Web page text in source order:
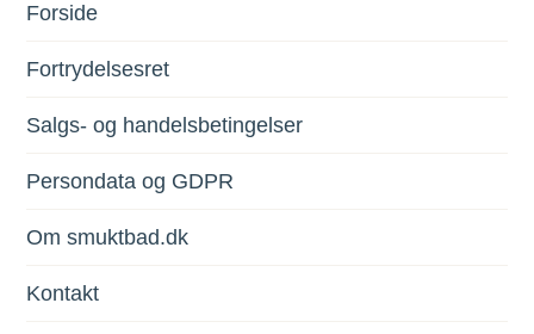
Forside
Fortrydelsesret
Salgs- og handelsbetingelser
Persondata og GDPR
Om smuktbad.dk
Kontakt